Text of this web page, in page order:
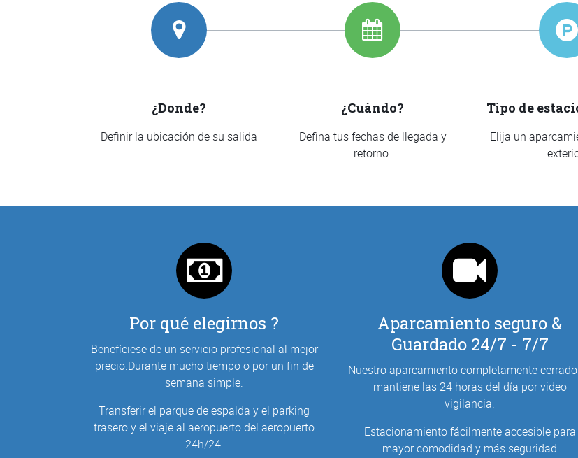
¿Donde?
Definir la ubicación de su salida
¿Cuándo?
Defina tus fechas de llegada y
retorno.
Tipo de
Elija un
Por qué elegirnos ?
Benefíciese de un servicio profesional al mejor
precio.Durante mucho tiempo o por un fin de
semana simple.
Transferir el parque de espalda y el parking
trasero y el viaje al aeropuerto del aeropuerto
24h/24.
Aparcamiento seguro &
Guardado 24/7 - 7/7
Nuestro aparcamiento completamente
mantiene las 24 horas del día por video
vigilancia.
Estacionamiento fácilmente accesible para
mayor comodidad y más seguridad